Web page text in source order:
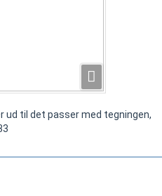
ud til det passer med tegningen,